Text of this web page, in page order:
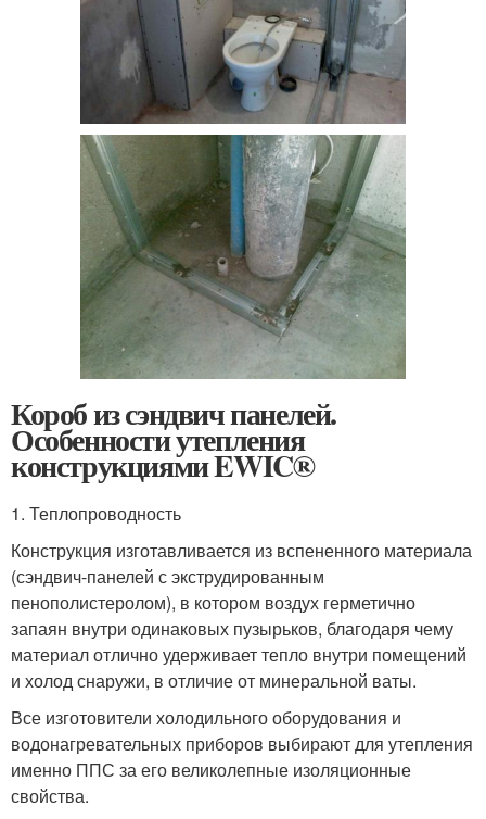
Короб из сэндвич панелей.
Особенности утепления
конструкциями EWIC®
1. Теплопроводность
Конструкция изготавливается из вспененного материала
(сэндвич-панелей с экструдированным
пенополистеролом), в котором воздух герметично
запаян внутри одинаковых пузырьков, благодаря чему
материал отлично удерживает тепло внутри помещений
и холод снаружи, в отличие от минеральной ваты.
Все изготовители холодильного оборудования и
водонагревательных приборов выбирают для утепления
именно ППС за его великолепные изоляционные
свойства.